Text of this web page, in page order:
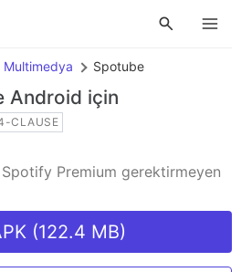
Multimedya Spotube
Android için
CLAUSE
Premium gerektirmeyen
(122.4 MB)